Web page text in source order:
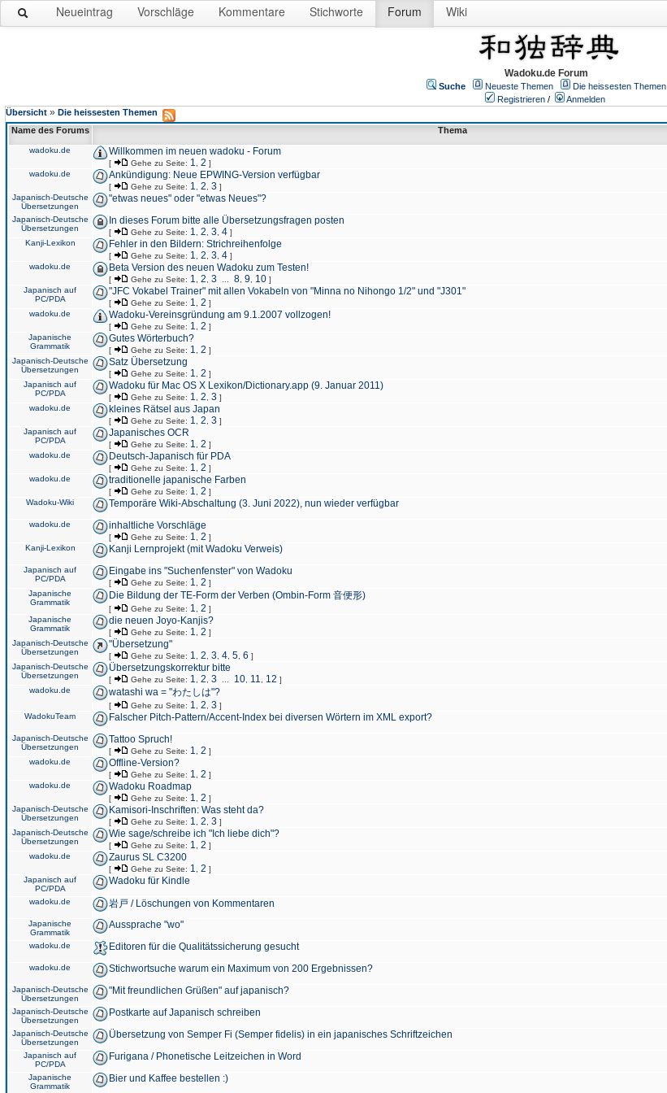
Neueintrag Vorschläge Kommentare Stichworte Forum Wiki
Wadoku.de Forum
Suche Neueste Themen
Die heissesten Themen
Registrieren /
Anmelden
Übersicht » Die heissesten Themen
Name des Forums
Thema
wadoku.de Willkommen im neuen wadoku - Forum
[ Gehe zu Seite: 1 2 ]
wadoku.de Ankündigung: Neue EPWING-Version verfügbar
[ Gehe zu Seite: 1 2 3 ]
Japanisch-Deutsche
Übersetzungen
"etwas neues" oder "etwas Neues"?
Japanisch-Deutsche
Übersetzungen
In dieses Forum bitte alle Übersetzungsfragen posten
[ Gehe zu Seite: 1 2 3 4 ]
Kanji-Lexikon Fehler in den Bildern: Strichreihenfolge
[ Gehe zu Seite: 1 2 3 4 ]
wadoku.de Beta Version des neuen Wadoku zum Testen!
[ Gehe zu Seite: 1 2 3 8 9 10 ]
Japanisch auf
PC/PDA
"JFC Vokabel Trainer" mit allen Vokabeln von "Minna no Nihongo 1/2" und "J301"
[ Gehe zu Seite: 1 2 ]
wadoku.de Wadoku-Vereinsgründung am 9.1.2007 vollzogen!
[ Gehe zu Seite: 1 2 ]
Japanische
Grammatik
Gutes Wörterbuch?
[ Gehe zu Seite: 1 2 ]
Japanisch-Deutsche
Übersetzungen
Satz Übersetzung
[ Gehe zu Seite: 1 2 ]
Japanisch auf
PC/PDA
Wadoku für Mac OS X Lexikon/Dictionary.app (9. Januar 2011)
[ Gehe zu Seite: 1 2 3 ]
wadoku.de kleines Rätsel aus Japan
[ Gehe zu Seite: 1 2 3 ]
Japanisch auf
PC/PDA
Japanisches OCR
[ Gehe zu Seite: 1 2 ]
wadoku.de Deutsch-Japanisch für PDA
[ Gehe zu Seite: 1 2 ]
wadoku.de traditionelle japanische Farben
[ Gehe zu Seite: 1 2 ]
Wadoku-Wiki Temporäre Wiki-Abschaltung (3. Juni 2022), nun wieder verfügbar
wadoku.de inhaltliche Vorschläge
[ Gehe zu Seite: 1 2 ]
Kanji-Lexikon Kanji Lernprojekt (mit Wadoku Verweis)
Japanisch auf
PC/PDA
Eingabe ins "Suchenfenster" von Wadoku
[ Gehe zu Seite: 1 2 ]
Japanische
Grammatik
Die Bildung der TE-Form der Verben (Ombin-Form 音便形)
[ Gehe zu Seite: 1 2 ]
Japanische
Grammatik
die neuen Joyo-Kanjis?
[ Gehe zu Seite: 1 2 ]
Japanisch-Deutsche
Übersetzungen
"Übersetzung"
[ Gehe zu Seite: 1 2 3 4 5 6 ]
Japanisch-Deutsche
Übersetzungen
Übersetzungskorrektur bitte
[ Gehe zu Seite: 1 2 3 10 11 12 ]
wadoku.de watashi wa = "わたしは"?
[ Gehe zu Seite: 1 2 3 ]
WadokuTeam Falscher Pitch-Pattern/Accent-Index bei diversen Wörtern im XML export?
Japanisch-Deutsche
Übersetzungen
Tattoo Spruch!
[ Gehe zu Seite: 1 2 ]
wadoku.de Offline-Version?
[ Gehe zu Seite: 1 2 ]
wadoku.de Wadoku Roadmap
[ Gehe zu Seite: 1 2 ]
Japanisch-Deutsche
Übersetzungen
Kamisori-Inschriften: Was steht da?
[ Gehe zu Seite: 1 2 3 ]
Japanisch-Deutsche
Übersetzungen
Wie sage/schreibe ich "Ich liebe dich"?
[ Gehe zu Seite: 1 2 ]
wadoku.de Zaurus SL C3200
[ Gehe zu Seite: 1 2 ]
Japanisch auf
PC/PDA
Wadoku für Kindle
wadoku.de 岩戸 / Löschungen von Kommentaren
Japanische
Grammatik
Aussprache "wo"
wadoku.de Editoren für die Qualitätssicherung gesucht
wadoku.de Stichwortsuche warum ein Maximum von 200 Ergebnissen?
Japanisch-Deutsche
Übersetzungen
"Mit freundlichen Grüßen" auf japanisch?
Japanisch-Deutsche
Übersetzungen
Postkarte auf Japanisch schreiben
Japanisch-Deutsche
Übersetzungen
Übersetzung von Semper Fi (Semper fidelis) in ein japanisches Schriftzeichen
Japanisch auf
PC/PDA
Furigana / Phonetische Leitzeichen in Word
Japanische
Grammatik
Bier und Kaffee bestellen :)